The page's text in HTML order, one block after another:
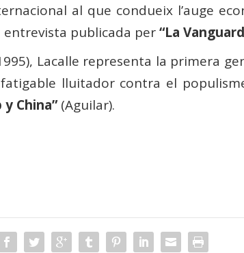
al que condueix l’auge
entrevista publicada per“La
Lacalle representa la primera
lluitador contra el
China”(Aguilar).